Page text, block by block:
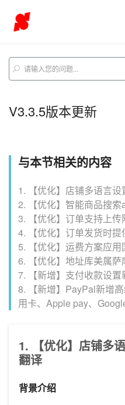
V3.3.5版本更新
与本节相关的内容
1. 【优化】店铺多语言
2. 【优化】智能商品搜
3. 【优化】订单支持上传
4. 【优化】订单发货时
5. 【优化】运费方案应
6. 【优化】地址库美属萨
7. 【新增】支付收款设
8. 【新增】PayPal新增
用卡、Apple pay、
1. 【优化】店铺多
翻译
背景介绍